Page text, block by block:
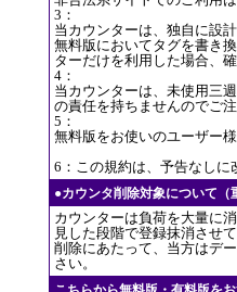
3：
当カウンターは、独自に設
無料版においてタグを書き
ターだけを利用した場合、
4：
当カウンターは、未使用三
の責任を持ちませんのでご注
5：
無料版をお使いのユーザー
6：この規約は、予告なしに
●カウンタ削除対象について（
カウンターは負荷を大量に
見した段階で登録抹消させ
削除にあたって、当方はデ
さい。